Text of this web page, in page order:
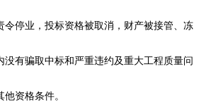
停业，投标资格被取消，财产被接管、冻
有骗取中标和严重违约及重大工程质量问
资格条件。